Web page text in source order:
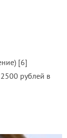
[6]
рублей в